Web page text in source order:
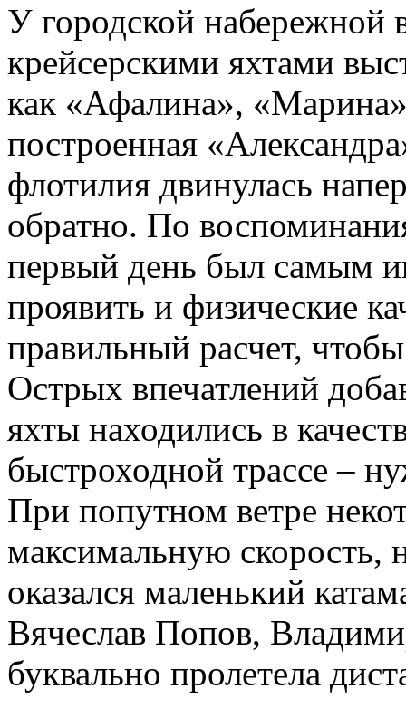
У городской набережной
крейсерскими яхтами
как «Афалина»,
построенная
флотилия двинулась
обратно. По
первый день был самым
проявить и физические
правильный расчет,
Острых впечатлений
яхты находились в
быстроходной трассе –
При попутном ветре
максимальную скорость,
оказался маленький
Вячеслав Попов,
буквально пролетела